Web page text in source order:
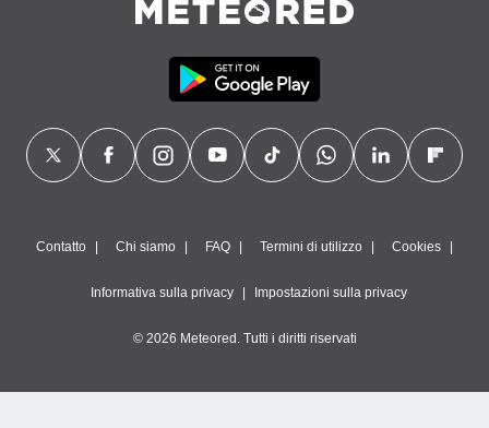
Contatto Chi siamo FAQ Termini di utilizzo Cookies
Informativa sulla privacy Impostazioni sulla privacy
© 2026 Meteored. Tutti i diritti riservati